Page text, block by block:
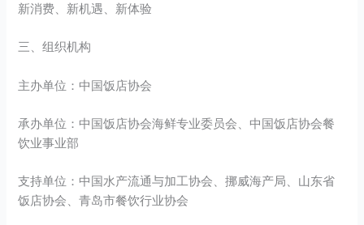
新消费、新机遇、新体验
三、组织机构
主办单位：中国饭店协会
承办单位：中国饭店协会海鲜专业委员会、中国饭店协会餐
饮业事业部
支持单位：中国水产流通与加工协会、挪威海产局、山东省
饭店协会、青岛市餐饮行业协会